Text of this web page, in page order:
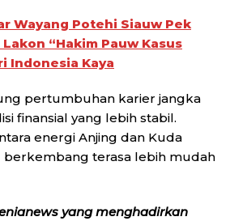
Wayang Potehi Siauw Pek
“Hakim Pauw Kasus
Indonesia Kaya
pertumbuhan karier jangka
finansial yang lebih stabil.
energi Anjing dan Kuda
terasa lebih mudah
yang menghadirkan